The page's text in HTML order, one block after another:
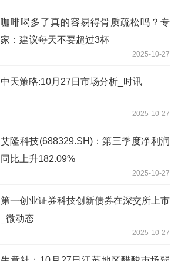
咖啡喝多了真的容易得骨质疏松吗？专
家：建议每天不要超过3杯
2025-10-27
中天策略:10月27日市场分析_时讯
2025-10-27
艾隆科技(688329.SH)：第三季度净利润
同比上升182.09%
2025-10-27
第一创业证券科技创新债券在深交所上市
_微动态
2025-10-27